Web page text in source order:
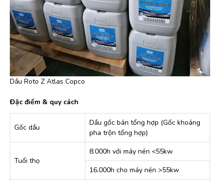
Dầu Roto Z Atlas Copco
Đặc điểm & quy cách
Gốc dầu
Dầu gốc bán tổng hợp (Gốc khoáng
pha trộn tổng hợp)
Tuổi thọ
8.000h với máy nén <55kw
16.000h cho máy nén >55kw